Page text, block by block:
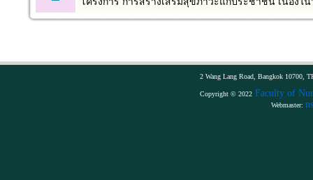
2 Wang Lang Road, Bangkok 10700,
Copyright © 2022 Faculty of
Webmaster: